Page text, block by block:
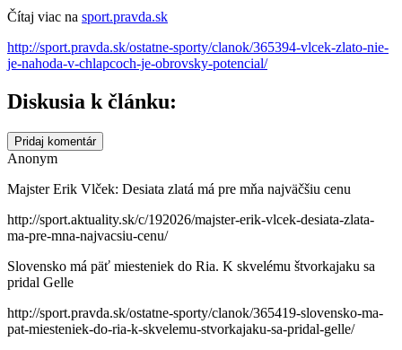
Čítaj viac na sport.pravda.sk
http://sport.pravda.sk/ostatne-sporty/clanok/365394-vlcek-zlato-nie-
je-nahoda-v-chlapcoch-je-obrovsky-potencial/
Diskusia k článku:
Pridaj komentár
Anonym
Majster Erik Vlček: Desiata zlatá má pre mňa najväčšiu cenu
http://sport.aktuality.sk/c/192026/majster-erik-vlcek-desiata-zlata-
ma-pre-mna-najvacsiu-cenu/
Slovensko má päť miesteniek do Ria. K skvelému štvorkajaku sa
pridal Gelle
http://sport.pravda.sk/ostatne-sporty/clanok/365419-slovensko-ma-
pat-miesteniek-do-ria-k-skvelemu-stvorkajaku-sa-pridal-gelle/